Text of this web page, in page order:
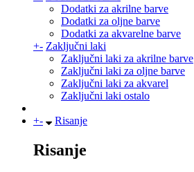
Dodatki za akrilne barve
Dodatki za oljne barve
Dodatki za akvarelne barve
+- Zaključni laki
Zaključni laki za akrilne barve
Zaključni laki za oljne barve
Zaključni laki za akvarel
Zaključni laki ostalo
+- Risanje
Risanje